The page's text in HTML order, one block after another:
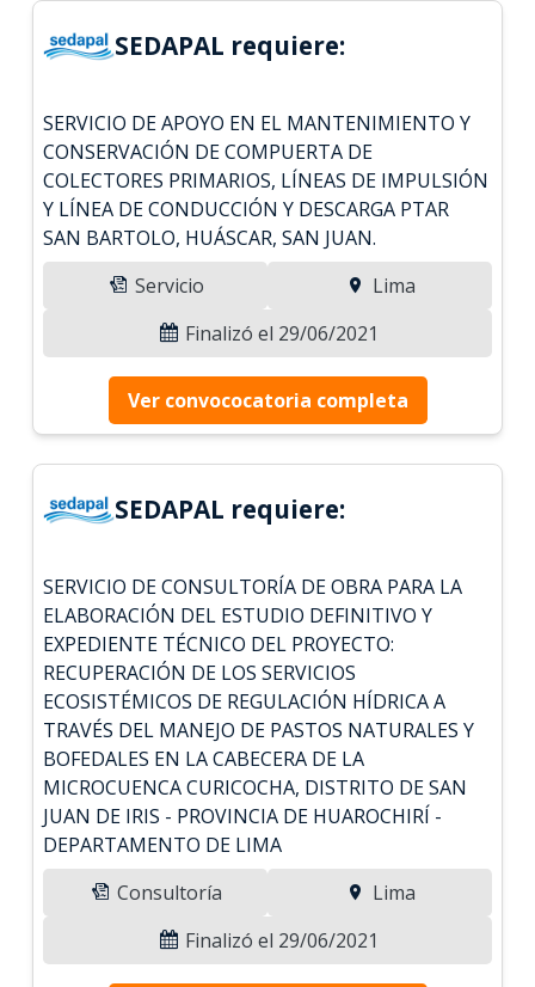
SEDAPAL requiere:
SERVICIO DE APOYO EN EL MANTENIMIENTO Y
CONSERVACIÓN DE COMPUERTA DE
COLECTORES PRIMARIOS, LÍNEAS DE IMPULSIÓN
Y LÍNEA DE CONDUCCIÓN Y DESCARGA PTAR
SAN BARTOLO, HUÁSCAR, SAN JUAN.
Servicio
Lima
Finalizó el 29/06/2021
Ver convococatoria completa
SEDAPAL requiere:
SERVICIO DE CONSULTORÍA DE OBRA PARA LA
ELABORACIÓN DEL ESTUDIO DEFINITIVO Y
EXPEDIENTE TÉCNICO DEL PROYECTO:
RECUPERACIÓN DE LOS SERVICIOS
ECOSISTÉMICOS DE REGULACIÓN HÍDRICA A
TRAVÉS DEL MANEJO DE PASTOS NATURALES Y
BOFEDALES EN LA CABECERA DE LA
MICROCUENCA CURICOCHA, DISTRITO DE SAN
JUAN DE IRIS - PROVINCIA DE HUAROCHIRÍ -
DEPARTAMENTO DE LIMA
Consultoría
Lima
Finalizó el 29/06/2021